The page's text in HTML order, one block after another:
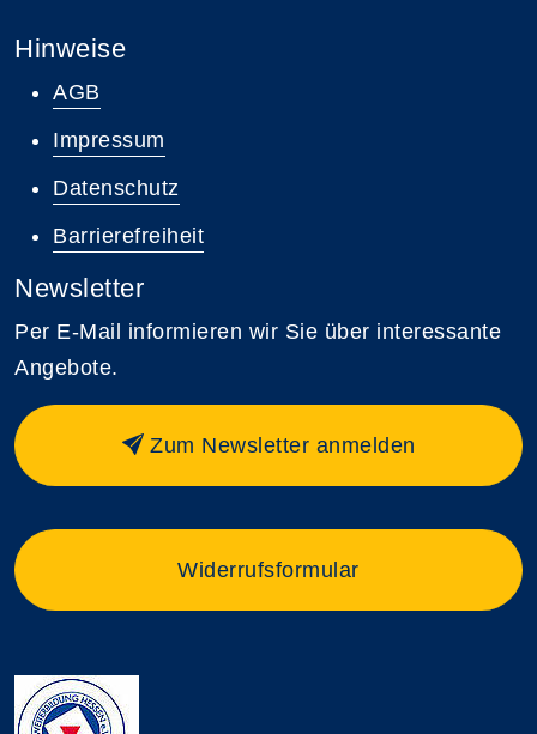
Hinweise
AGB
Impressum
Datenschutz
Barrierefreiheit
Newsletter
Per E-Mail informieren wir Sie über interessante
Angebote.
Zum Newsletter anmelden
Widerrufsformular